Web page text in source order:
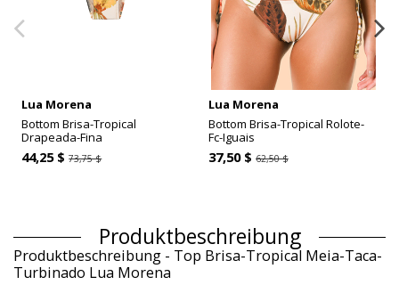
Lua Morena
Bottom Brisa-Tropical
Drapeada-Fina
44,25 $73,75 $
Lua Morena
Bottom Brisa-Tropical Rolote-
Fc-Iguais
37,50 $ 62,50 $
Produktbeschreibung
Produktbeschreibung - Top Brisa-Tropical Meia-Taca-
Turbinado Lua Morena